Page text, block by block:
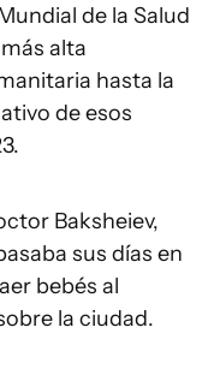
de la Salud
alta
hasta la
de esos
Baksheiev,
sus días en
bebés al
la ciudad.